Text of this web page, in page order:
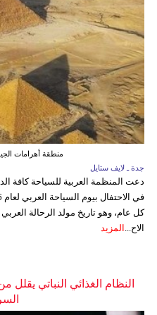
منطقة أهرامات
جدة ـ لايف ستايل
دعت المنظمة العربية للسياحة كافة
كل عام، وهو تاريخ مولد الرحالة
الاح... المزيد
النظام الغذائي النباتي